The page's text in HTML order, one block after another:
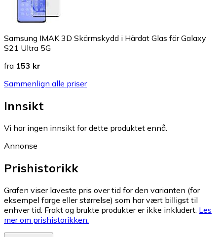
Samsung IMAK 3D Skärmskydd i Härdat Glas för Galaxy
S21 Ultra 5G
fra 153 kr
Sammenlign alle priser
Innsikt
Vi har ingen innsikt for dette produktet ennå.
Annonse
Prishistorikk
Grafen viser laveste pris over tid for den varianten (for
eksempel farge eller størrelse) som har vært billigst til
enhver tid. Frakt og brukte produkter er ikke inkludert. Les
mer om prishistorikken.